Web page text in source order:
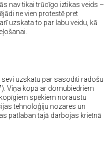
nav tikai trūcīgo iztikas veids –
ne vien protestē pret
uzskata to par labu veidu, kā
uzskatu par sasodīti radošu
Viņa kopā ar domubiedriem
kopīgiem spēkiem noraustu
tehnoloģiju nozares un
patlaban tajā darbojas krietnā